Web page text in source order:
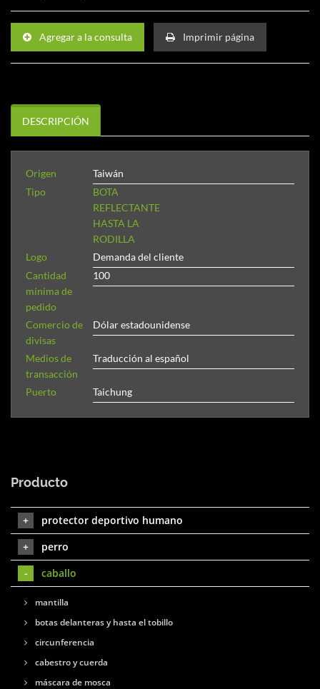
Agregar a la consulta Imprimir página
DESCRIPCIÓN
Origen
Taiwán
Tipo
BOTA
REFLECTANTE
HASTA LA
RODILLA
Logo
Demanda del cliente
Cantidad
mínima de
pedido
100
Comercio de
divisas
Dólar estadounidense
Medios de
transacción
Traducción al español
Puerto Taichung
Producto
protector deportivo humano
perro
caballo
mantilla
botas delanteras y hasta el tobillo
circunferencia
cabestro y cuerda
máscara de mosca